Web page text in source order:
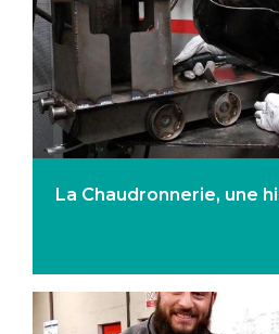
La Chaudronnerie, une